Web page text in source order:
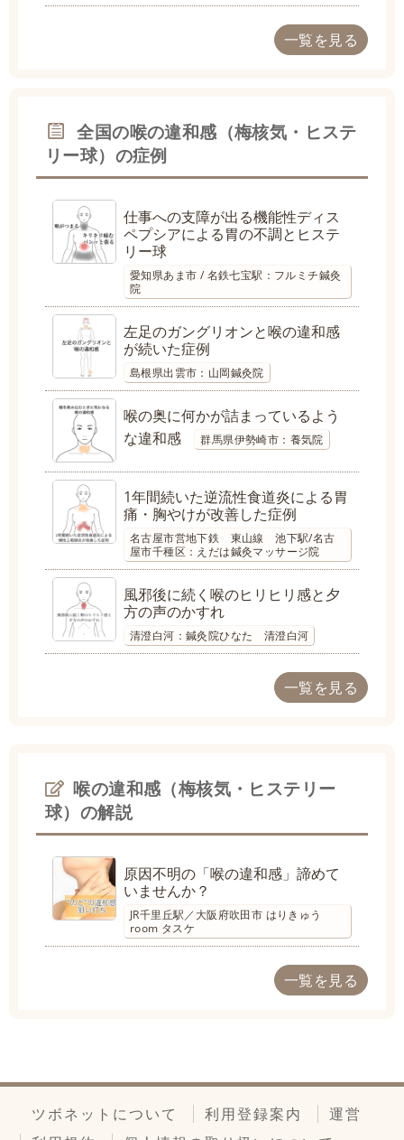
一覧を見る
全国の喉の違和感（梅核気・ヒステ
リー球）の症例
仕事への支障が出る機能性ディス
ペプシアによる胃の不調とヒステ
リー球
愛知県あま市 / 名鉄七宝駅：フルミチ鍼灸
院
左足のガングリオンと喉の違和感
が続いた症例
島根県出雲市：山岡鍼灸院
喉の奥に何かが詰まっているよう
な違和感
群馬県伊勢崎市：養気院
1年間続いた逆流性食道炎による胃
痛・胸やけが改善した症例
名古屋市営地下鉄 東山線 池下駅/名古
屋市千種区：えだは鍼灸マッサージ院
風邪後に続く喉のヒリヒリ感と夕
方の声のかすれ
清澄白河：鍼灸院ひなた 清澄白河
一覧を見る
喉の違和感（梅核気・ヒステリー
球）の解説
原因不明の「喉の違和感」諦めて
いませんか？
JR千里丘駅／大阪府吹田市 はりきゅう
room タスケ
一覧を見る
ツボネットについて 利用登録案内
運営